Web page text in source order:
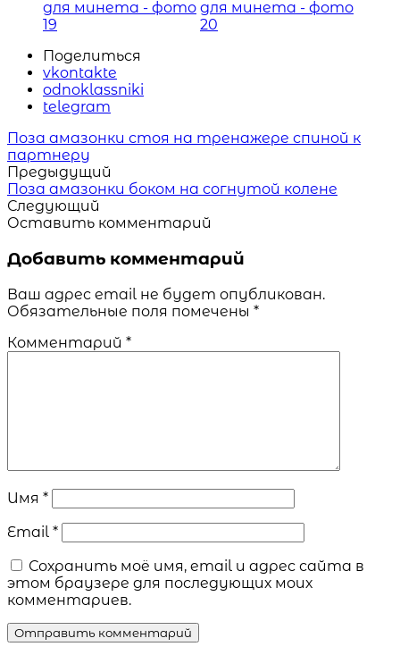
Поделиться
vkontakte
odnoklassniki
telegram
Читать
похожие
статьи
Поза амазонки стоя на тренажере спиной к
партнеру
Предыдущий
Поза амазонки боком на согнутой колене
Следующий
Оставить комментарий
Добавить комментарий
Ваш адрес email не будет опубликован.
Обязательные поля помечены *
Комментарий *
Имя *
Email *
Сохранить моё имя, email и адрес сайта в
этом браузере для последующих моих
комментариев.